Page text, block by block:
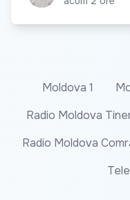
Moldova 1
Radio Moldova
Radio Moldova